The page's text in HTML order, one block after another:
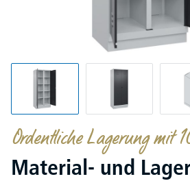
Ordentliche Lagerung mit
Material- und